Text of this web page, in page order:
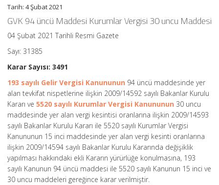
Kararı
5520
Kurumlar
inci
Maddesinde
Yer
Alan
Vergi
Kesinti
Oranlarına
İlişkin
2009/14594
Sayılı
Bakanlar
Kurulu
Kararında
Değişiklik
Tarih: 4 Şubat 2021
GVK 94 üncü Maddesi Kurumlar Vergisi 30 uncu Maddesi
04 Şubat 2021 Tarihli Resmi Gazete
Sayı: 31385
Karar Sayısı: 3491
193 sayılı Gelir Vergisi Kanununun 94 üncü maddesinde yer
alan tevkifat nispetlerine ilişkin 2009/14592 sayılı Bakanlar Kurulu
Kararı ve 5520 sayılı Kurumlar Vergisi Kanununun 30 uncu
maddesinde yer alan vergi kesintisi oranlarına ilişkin 2009/14593
sayılı Bakanlar Kurulu Kararı ile 5520 sayılı Kurumlar Vergisi
Kanununun 15 inci maddesinde yer alan vergi kesinti oranlarına
ilişkin 2009/14594 sayılı Bakanlar Kurulu Kararında değişiklik
yapılması hakkındaki ekli Kararın yürürlüğe konulmasına, 193
sayılı Kanunun 94 üncü maddesi ile 5520 sayılı Kanunun 15 inci ve
30 uncu maddeleri gereğince karar verilmiştir.